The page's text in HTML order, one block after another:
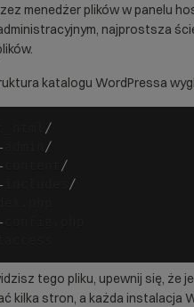
menedżer plików w panelu
najprostsza
katalogu WordPressa
/
/
/
/
tego pliku, upewnij się, że
kilka stron, a każda instalacja